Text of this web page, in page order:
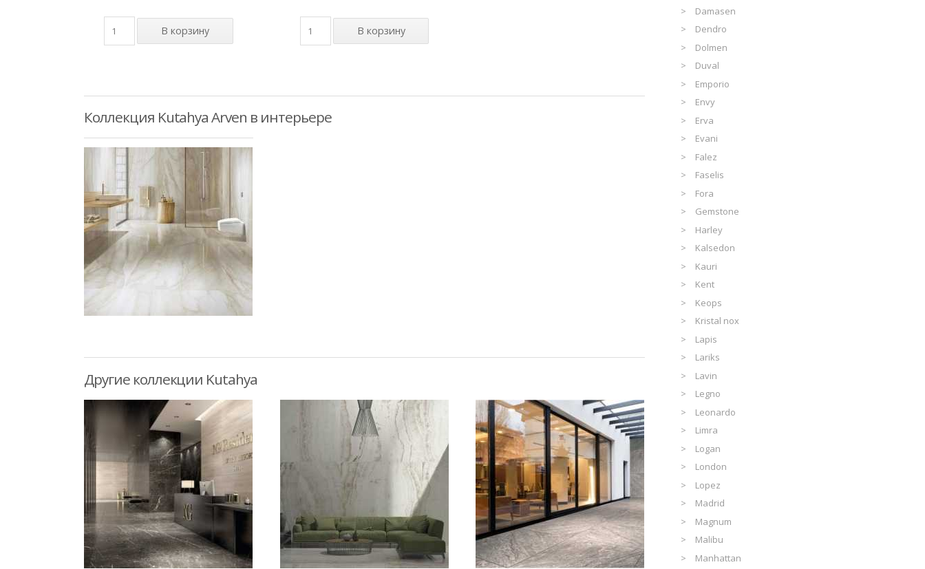
Коллекция Kutahya Arven в интерьере
Другие коллекции Kutahya
Damasen
Dendro
Dolmen
Duval
Emporio
Envy
Erva
Evani
Falez
Faselis
Fora
Gemstone
Harley
Kalsedon
Kauri
Kent
Keops
Kristal nox
Lapis
Lariks
Lavin
Legno
Leonardo
Limra
Logan
London
Lopez
Madrid
Magnum
Malibu
Manhattan